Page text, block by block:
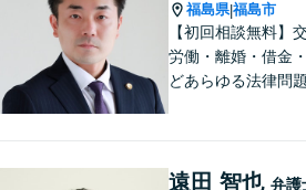
福島県|福島市
【初回相談無料】
労働・離婚・借金
どあらゆる法律問
す。お困りの方はま
遠田 智也 弁護